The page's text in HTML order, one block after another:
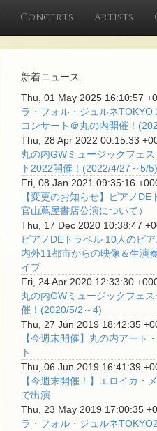
Concerts Artists
新着ニュース
Thu, 01 May 2025 16:10:57
ラ・フォル・ジュルネTOKYO
コンサート＠丸の内開催！
Thu, 28 Apr 2022 00:15:33
丸の内GWミュージックフェ
ト2022開催！(2022/4/27～5/5)
Fri, 08 Jan 2021 09:35:16
【変更のお知らせ】ピアノ
官山蔦屋書店公演について）
Thu, 17 Dec 2020 10:38:47
ピアノDEトラベル 10人のピ
内外11都市からの映像＆生演
イブ
Fri, 24 Apr 2020 12:33:30
丸の内GWミュージックフェ
催！(2020/5/2～4)
Thu, 27 Jun 2019 18:42:35
【今週末開催】丸の内アート
ト
Thu, 06 Jun 2019 16:41:39
【今週末開催！】エロイカ・
で出演
Thu, 23 May 2019 17:00:35
ラ・フォル・ジュルネ